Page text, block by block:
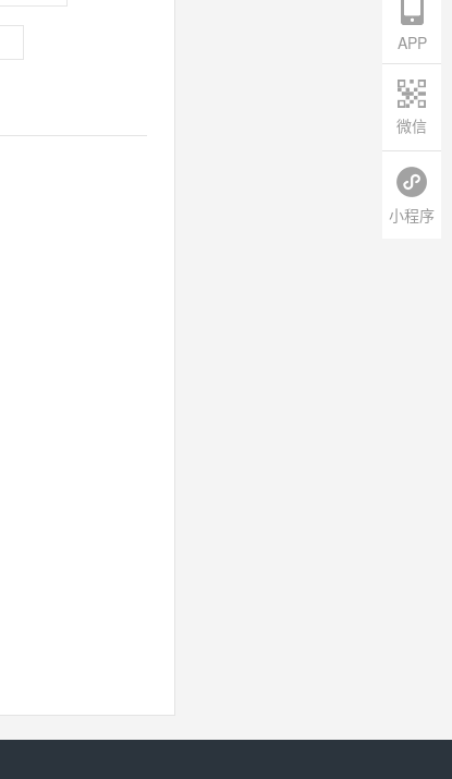
APP
微信
小程序